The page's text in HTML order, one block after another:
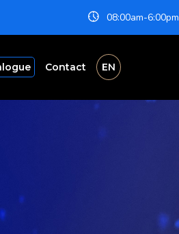
08:00am-6:00pm
Contact EN